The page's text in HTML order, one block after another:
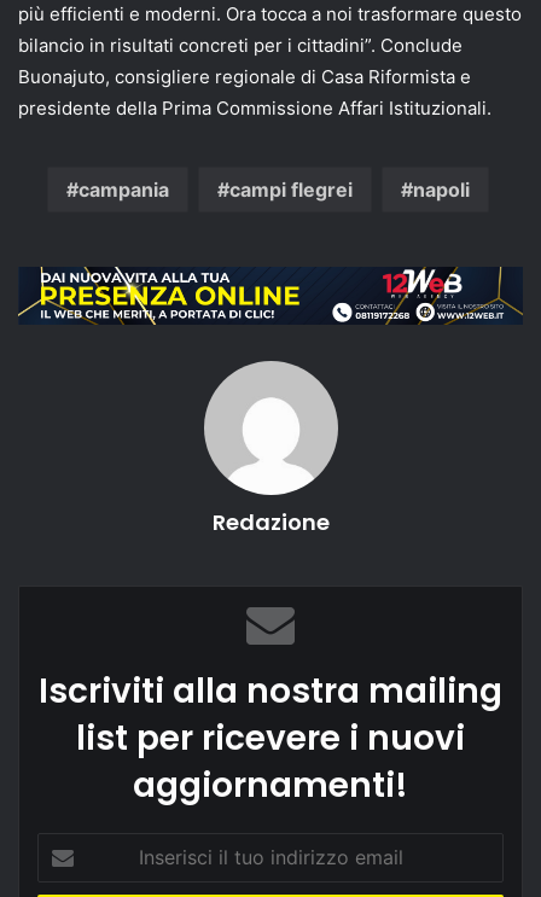
più efficienti e moderni. Ora tocca a noi trasformare questo
bilancio in risultati concreti per i cittadini”. Conclude
Buonajuto, consigliere regionale di Casa Riformista e
presidente della Prima Commissione Affari Istituzionali.
campania campi flegrei napoli
Redazione
Iscriviti alla nostra mailing
list per ricevere i nuovi
aggiornamenti!